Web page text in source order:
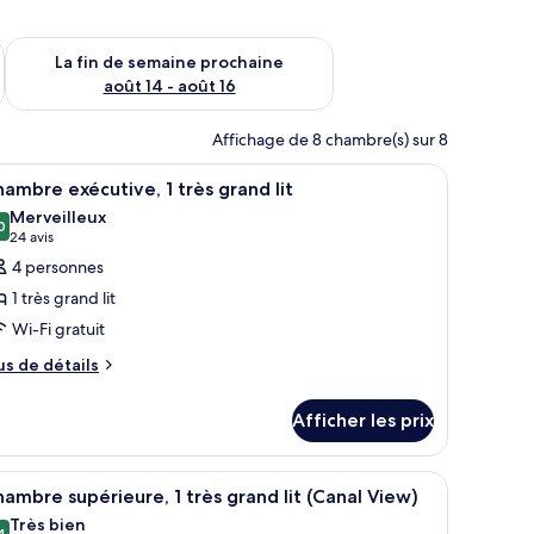
semaine août 7 - août 9
La fin de semaine prochaine
août 14 - août 16
Vérifier la disponibilité pour la fin de semaine prochaine août
Affichage de 8 chambre(s) sur 8
grand lit, d’un bureau avec une chaise, d’une télévision à écran plat et
Une chambre d’hôtel moderne avec un
10 exécutive, 1 très grand lit
sur 10
Merveilleux
24 avis
(24 avis)
4 personnes
1 très grand lit
Wi-Fi gratuit
de détails
Afficher les prix
rempli de fleurs sur le bureau.
bureau, d’une chaise, d’un canapé, d’une lampe et offrant une vue
Une chambre d’hôtel avec un grand lit,
7 supérieure, 1 très grand lit (Canal View)
Très bien